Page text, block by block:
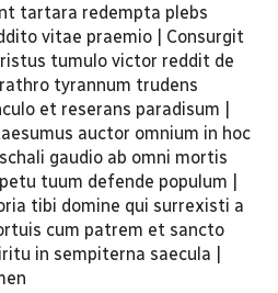
tartara redempta plebs
vitae praemio | Consurgit
tumulo victor reddit de
tyrannum trudens
et reserans paradisum |
auctor omnium in hoc
gaudio ab omni mortis
tuum defende populum |
tibi domine qui surrexisti a
cum patrem et sancto
in sempiterna saecula |